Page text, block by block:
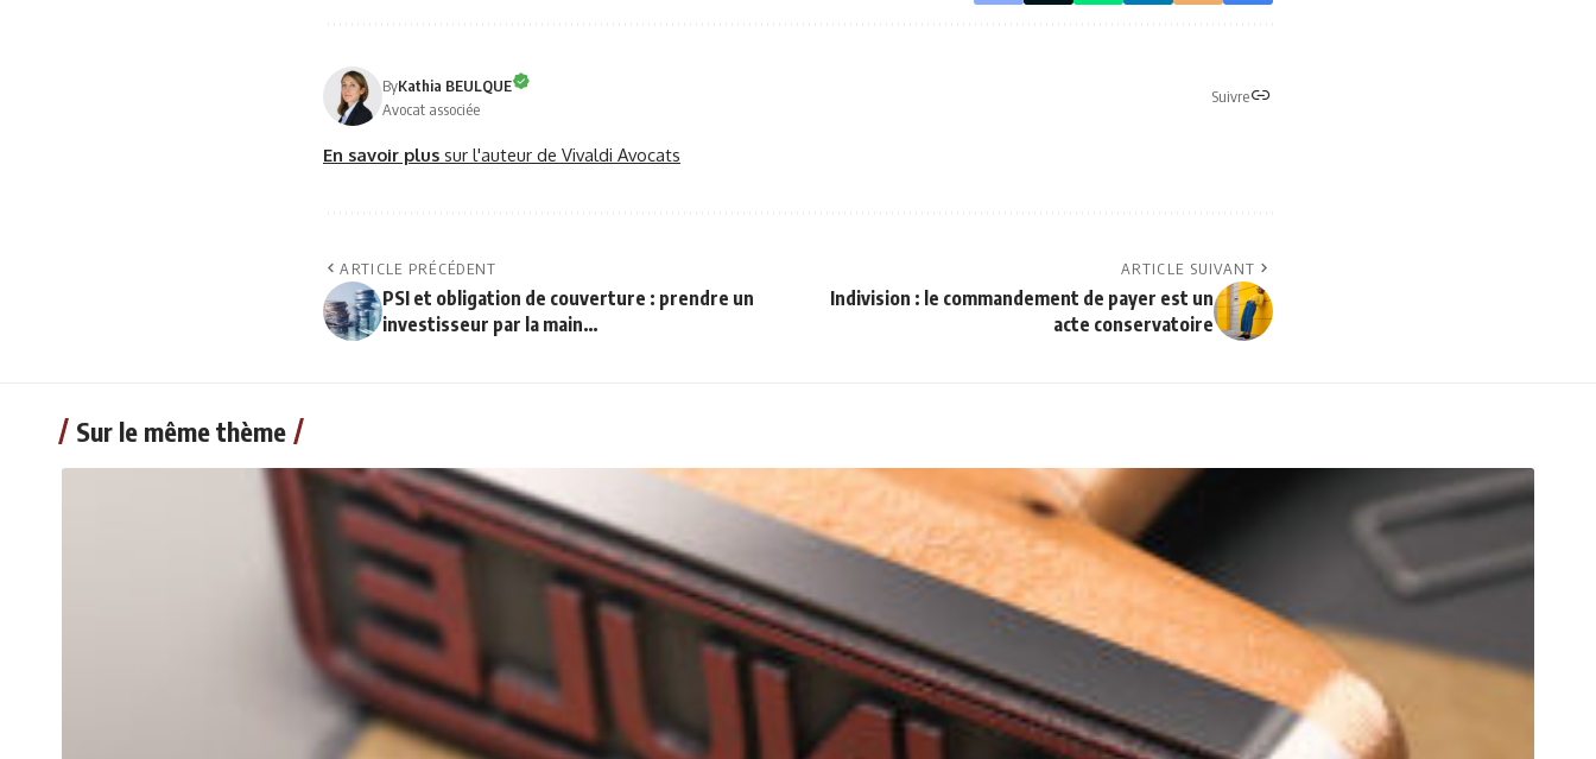
ByKathia BEULQUE
Avocat associée
Suivre
En savoir plus sur l'auteur de Vivaldi Avocats
ARTICLE PRÉCÉDENT
PSI et obligation de couverture : prendre un
investisseur par la main…
ARTICLE SUIVANT
Indivision : le commandement de payer est un
acte conservatoire
Sur le même thème